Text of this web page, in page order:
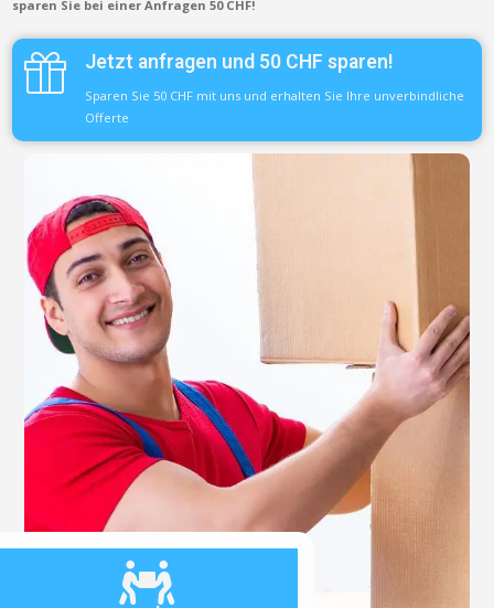
sparen Sie bei einer Anfragen 50 CHF!
Jetzt anfragen und 50 CHF sparen!
Sparen Sie 50 CHF mit uns und erhalten Sie Ihre unverbindliche
Offerte